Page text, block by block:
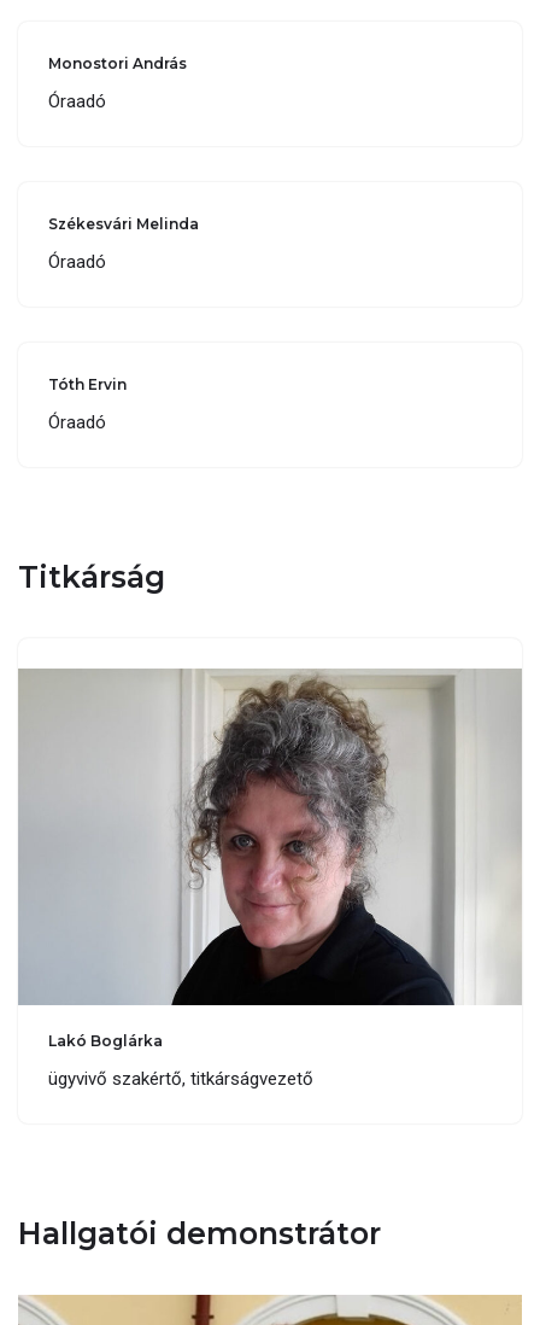
Monostori András
Óraadó
Székesvári Melinda
Óraadó
Tóth Ervin
Óraadó
Titkárság
Lakó Boglárka
ügyvivő szakértő, titkárságvezető
Hallgatói demonstrátor